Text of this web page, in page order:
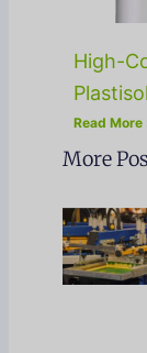
High-
Read More
More